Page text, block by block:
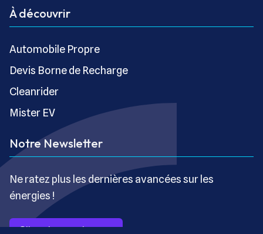
À découvrir
Automobile Propre
Devis Borne de Recharge
Cleanrider
Mister EV
Notre Newsletter
Ne ratez plus les dernières avancées sur les
énergies !
S’inscrire gratuitement